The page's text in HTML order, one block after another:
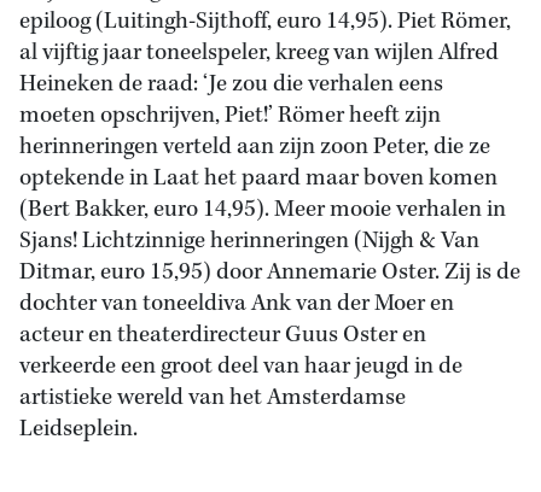
epiloog (Luitingh-Sijthoff, euro 14,95). Piet Römer,
al vijftig jaar toneelspeler, kreeg van wijlen Alfred
Heineken de raad: ‘Je zou die verhalen eens
moeten opschrijven, Piet!’ Römer heeft zijn
herinneringen verteld aan zijn zoon Peter, die ze
optekende in Laat het paard maar boven komen
(Bert Bakker, euro 14,95). Meer mooie verhalen in
Sjans! Lichtzinnige herinneringen (Nijgh & Van
Ditmar, euro 15,95) door Annemarie Oster. Zij is de
dochter van toneeldiva Ank van der Moer en
acteur en theaterdirecteur Guus Oster en
verkeerde een groot deel van haar jeugd in de
artistieke wereld van het Amsterdamse
Leidseplein.